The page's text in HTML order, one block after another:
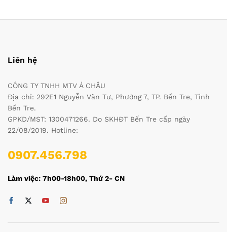
Liên hệ
CÔNG TY TNHH MTV Á CHÂU
Địa chỉ: 292E1 Nguyễn Văn Tư, Phường 7, TP. Bến Tre, Tỉnh
Bến Tre.
GPKD/MST: 1300471266. Do SKHĐT Bến Tre cấp ngày
22/08/2019. Hotline:
0907.456.798
Làm việc: 7h00-18h00, Thứ 2- CN